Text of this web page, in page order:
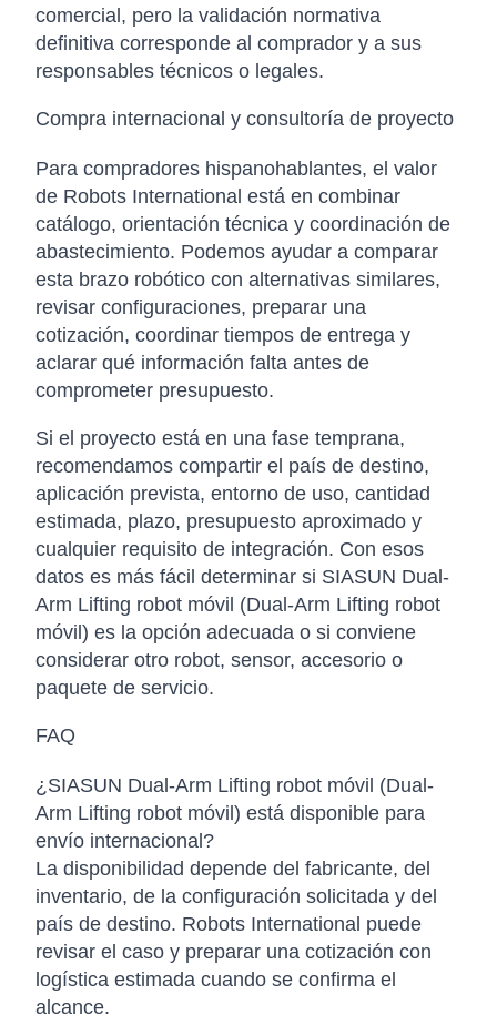
comercial, pero la validación normativa
definitiva corresponde al comprador y a sus
responsables técnicos o legales.
Compra internacional y consultoría de proyecto
Para compradores hispanohablantes, el valor
de Robots International está en combinar
catálogo, orientación técnica y coordinación de
abastecimiento. Podemos ayudar a comparar
esta brazo robótico con alternativas similares,
revisar configuraciones, preparar una
cotización, coordinar tiempos de entrega y
aclarar qué información falta antes de
comprometer presupuesto.
Si el proyecto está en una fase temprana,
recomendamos compartir el país de destino,
aplicación prevista, entorno de uso, cantidad
estimada, plazo, presupuesto aproximado y
cualquier requisito de integración. Con esos
datos es más fácil determinar si SIASUN Dual-
Arm Lifting robot móvil (Dual-Arm Lifting robot
móvil) es la opción adecuada o si conviene
considerar otro robot, sensor, accesorio o
paquete de servicio.
FAQ
¿SIASUN Dual-Arm Lifting robot móvil (Dual-
Arm Lifting robot móvil) está disponible para
envío internacional?
La disponibilidad depende del fabricante, del
inventario, de la configuración solicitada y del
país de destino. Robots International puede
revisar el caso y preparar una cotización con
logística estimada cuando se confirma el
alcance.